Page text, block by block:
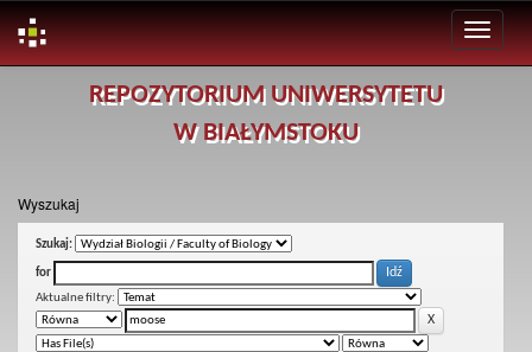
REPOZYTORIUM UNIWERSYTETU
W BIAŁYMSTOKU
Wyszukaj
Szukaj:
for
Aktualne filtry: